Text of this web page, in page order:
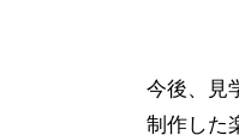
今後、見
制作した